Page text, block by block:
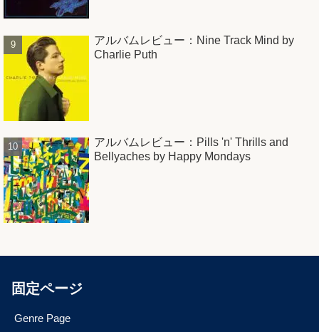
アルバムレビュー：Nine Track Mind by
Charlie Puth
アルバムレビュー：Pills 'n' Thrills and
Bellyaches by Happy Mondays
固定ページ
Genre Page